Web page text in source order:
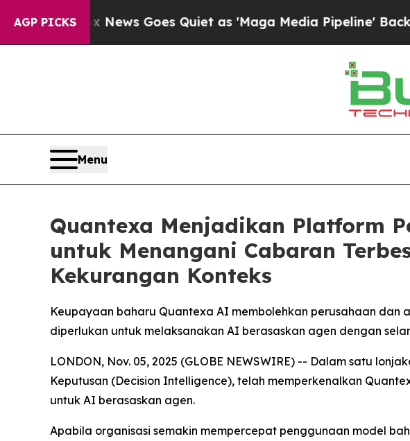
AGP PICKS
News Goes Quiet as 'Maga Media Pipeline' Backfires Amid
Menu
Quantexa Menjadikan Platform
untuk Menangani Cabaran
Kekurangan Konteks
Keupayaan baharu Quantexa AI membolehkan perusahaan
diperlukan untuk melaksanakan AI berasaskan agen dengan
LONDON, Nov. 05, 2025 (GLOBE NEWSWIRE) -- Dalam satu
Keputusan (Decision Intelligence), telah memperkenalkan
untuk AI berasaskan agen.
Apabila organisasi semakin mempercepat penggunaan model